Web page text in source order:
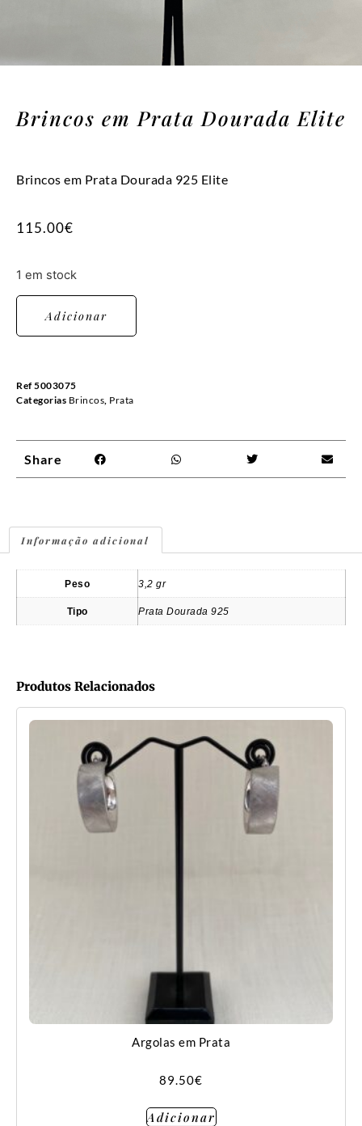
Brincos em Prata Dourada Elite
Brincos em Prata Dourada 925 Elite
115.00€
1 em stock
Adicionar
Ref5003075
Categorias Brincos, Prata
Share
Produtos Relacionados
Argolas em Prata
89.50€
Adicionar
Informação adicional
Peso 3,2 gr
Tipo Prata Dourada 925